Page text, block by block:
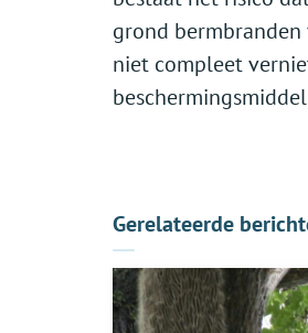
grond bermbranden
niet compleet
Gerelateerde